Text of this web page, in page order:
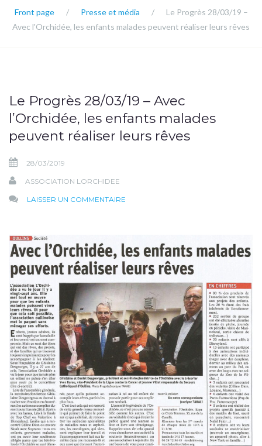
Front page / Presse et média /
Le Progrès 28/03/19 –
Avec l'Orchidée, les enfants malades peuvent réaliser leurs rêves
Le Progrès 28/03/19 – Avec
l’Orchidée, les enfants malades
peuvent réaliser leurs rêves
28/03/2019
ASSOCIATION LORCHIDEE
LAISSER UN COMMENTAIRE
–
AVEC
L’ORCHIDÉE,
LES
ENFANTS
MALADES
PEUVENT
RÉALISER
LEURS
RÊVES